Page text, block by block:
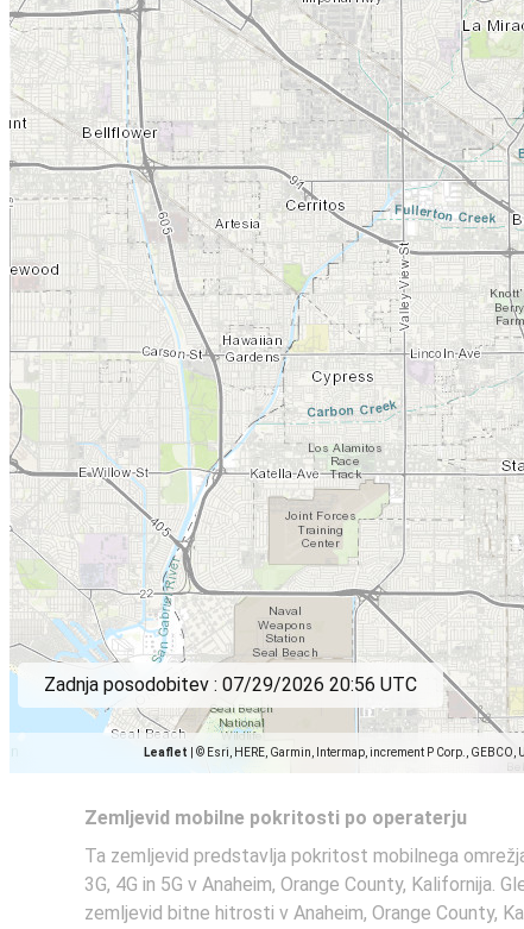
Leaflet © Esri, HERE, Garmin, Intermap, increment P Corp., GEBCO,
Zadnja posodobitev : 07/29/2026 20:56 UTC
Zemljevid mobilne pokritosti po operaterju
Ta zemljevid predstavlja pokritost mobilnega
3G, 4G in 5G v Anaheim, Orange County, Kalifornija.
zemljevid bitne hitrosti v Anaheim, Orange County,